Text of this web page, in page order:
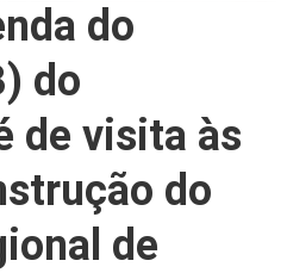
do
do
de visita às
do
de